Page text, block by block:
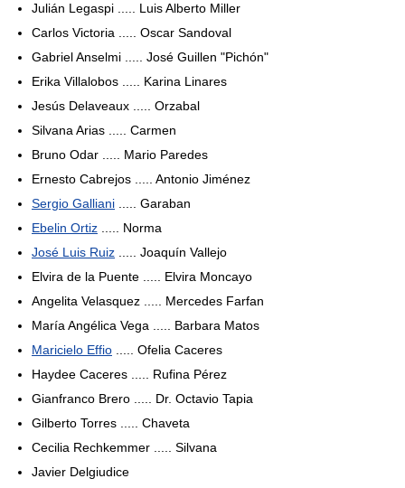
Julián Legaspi ..... Luis Alberto Miller
Carlos Victoria ..... Oscar Sandoval
Gabriel Anselmi ..... José Guillen "Pichón"
Erika Villalobos ..... Karina Linares
Jesús Delaveaux ..... Orzabal
Silvana Arias ..... Carmen
Bruno Odar ..... Mario Paredes
Ernesto Cabrejos ..... Antonio Jiménez
Sergio Galliani ..... Garaban
Ebelin Ortiz ..... Norma
José Luis Ruiz ..... Joaquín Vallejo
Elvira de la Puente ..... Elvira Moncayo
Angelita Velasquez ..... Mercedes Farfan
María Angélica Vega ..... Barbara Matos
Maricielo Effio ..... Ofelia Caceres
Haydee Caceres ..... Rufina Pérez
Gianfranco Brero ..... Dr. Octavio Tapia
Gilberto Torres ..... Chaveta
Cecilia Rechkemmer ..... Silvana
Javier Delgiudice